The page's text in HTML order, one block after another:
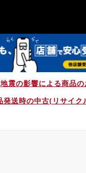
震の影響による商品
発送時の中古(リサイ